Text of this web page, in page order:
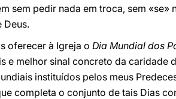
sem pedir nada em troca, sem «se»
Deus.
oferecer à Igreja o Dia Mundial dos
e melhor sinal concreto da caridade
instituídos pelos meus
completa o conjunto de tais Dias